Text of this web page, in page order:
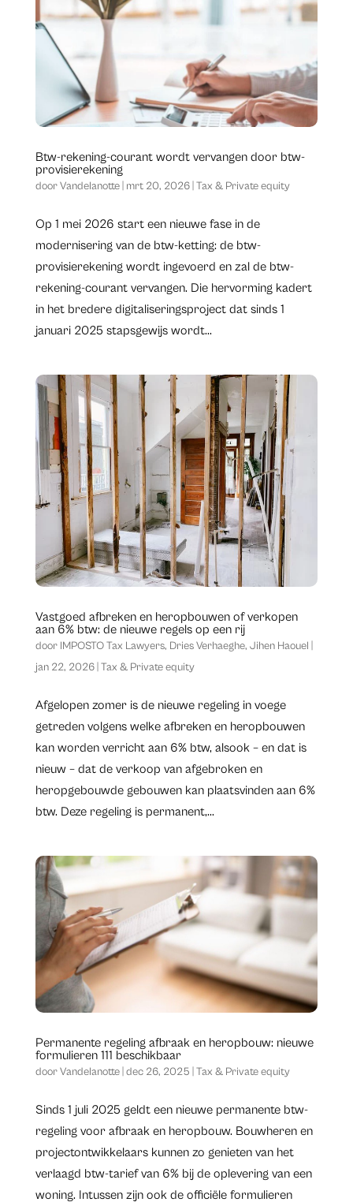
Btw-rekening-courant wordt vervangen door btw-
provisierekening
doorVandelanotte| mrt 20, 2026| Tax & Private equity
​Op 1 mei 2026 start een nieuwe fase in de
modernisering van de btw-ketting: de btw-
provisierekening wordt ingevoerd en zal de btw-
rekening-courant vervangen. Die hervorming kadert
in het bredere digitaliseringsproject dat sinds 1
januari 2025 stapsgewijs wordt...
Vastgoed afbreken en heropbouwen of verkopen
aan 6% btw: de nieuwe regels op een rij
door IMPOSTO Tax Lawyers, Dries Verhaeghe, Jihen Haouel
jan 22, 2026| Tax & Private equity
​Afgelopen zomer is de nieuwe regeling in voege
getreden volgens welke afbreken en heropbouwen
kan worden verricht aan 6% btw, alsook – en dat is
nieuw – dat de verkoop van afgebroken en
heropgebouwde gebouwen kan plaatsvinden aan 6%
btw. Deze regeling is permanent,...
Permanente regeling afbraak en heropbouw: nieuwe
formulieren 111 beschikbaar
doorVandelanotte| dec 26, 2025 Tax & Private equity
​Sinds 1 juli 2025 geldt een nieuwe permanente btw-
regeling voor afbraak en heropbouw. Bouwheren en
projectontwikkelaars kunnen zo genieten van het
verlaagd btw-tarief van 6% bij de oplevering van een
woning. Intussen zijn ook de officiële formulieren